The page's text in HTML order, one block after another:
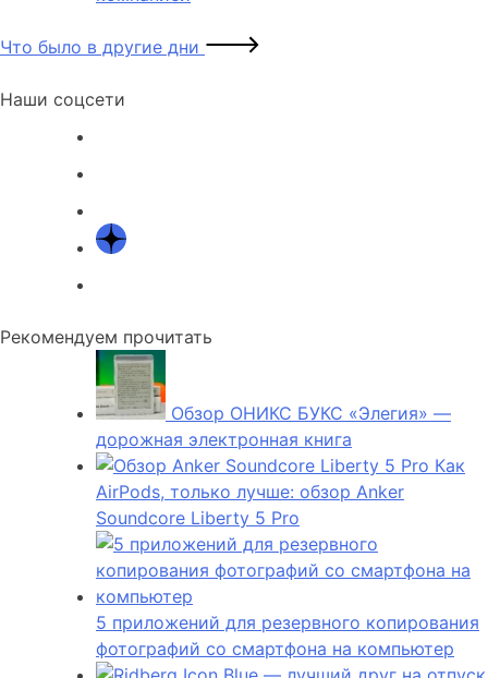
Что было в другие дни
Наши соцсети
Рекомендуем прочитать
Обзор ОНИКС БУКС «Элегия» —
дорожная электронная книга
Как
AirPods, только лучше: обзор Anker
Soundcore Liberty 5 Pro
5 приложений для резервного копирования
фотографий со смартфона на компьютер